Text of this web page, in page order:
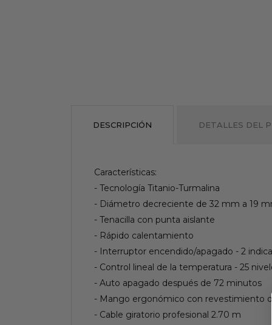
DESCRIPCIÓN DETALLES DEL
Características:
- Tecnología Titanio-Turmalina
- Diámetro decreciente de 32 mm a 19
- Tenacilla con punta aislante
- Rápido calentamiento
- Interruptor encendido/apagado - 2
- Control lineal de la temperatura - 25
- Auto apagado después de 72 minutos
- Mango ergonómico con revestimiento
- Cable giratorio profesional 2.70 m